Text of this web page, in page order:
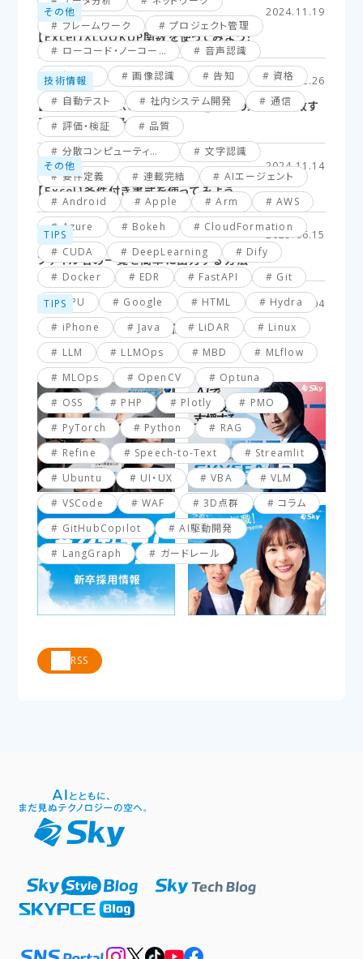
フレームワーク
プロジェクト管理
ローコード・ノーコード
音声認識
仮想化
画像認識 告知
資格
自動テスト
社内システム開発
通信
評価・検証
品質
分散コンピューティング
文字認識
要件定義
連載完結
AIエージェント
Android
Apple Arm
AWS
Azure
Bokeh
CloudFormation
CUDA
DeepLearning
Dify
Docker
EDR FastAPI
Git
GPU
Google HTML
Hydra
iPhone
Java LiDAR
Linux
LLM
LLMOps MBD
MLflow
MLOps
OpenCV
Optuna
OSS
PHP Plotly
PMO
PyTorch
Python
RAG
Refine
Speech-to-Text
Streamlit
Ubuntu
UI・UX VBA
VLM
VSCode
WAF 3D点群
コラム
GitHubCopilot
AI駆動開発
LangGraph
ガードレール
その他 2024.11.19
【Excel】XLOOKUP関数を使ってみよう！
技術情報 2025.02.26
【Excel】XLOOKUP関数応用編_複数の条件に一致す
るセルを探してみよう！
その他 2024.11.14
【Excel】条件付き書式を使ってみよう
TIPS 2025.06.15
ファイル名の一覧を簡単に出力する方法
TIPS 2025.03.04
【VBA】最終行と最終列を簡単に取得する方法
RSS